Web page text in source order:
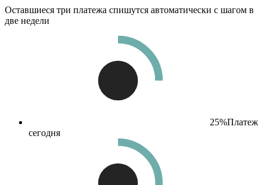
Оставшиеся три платежа спишутся автоматически с шагом в
две недели
25%Платеж
сегодня